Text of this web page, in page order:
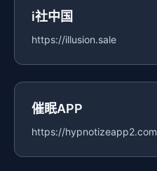
i社中国
https://illusion.sale
催眠APP
https://hypnotizeapp2.com